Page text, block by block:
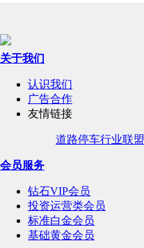
关于我们
认识我们
广告合作
友情链接
道路停车行业联盟
会员服务
钻石VIP会员
投资运营类会员
标准白金会员
基础黄金会员